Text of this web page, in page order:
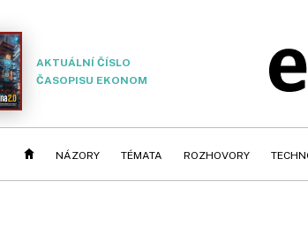
AKTUÁLNÍ ČÍSLO
ČASOPISU EKONOM
NÁZORY TÉMATA ROZHOVORY